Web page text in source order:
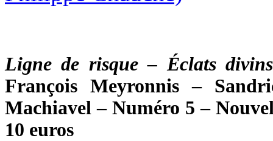
Ligne de risque – Éclats
François Meyronnis –
Machiavel – Numéro 5 –
10 euros